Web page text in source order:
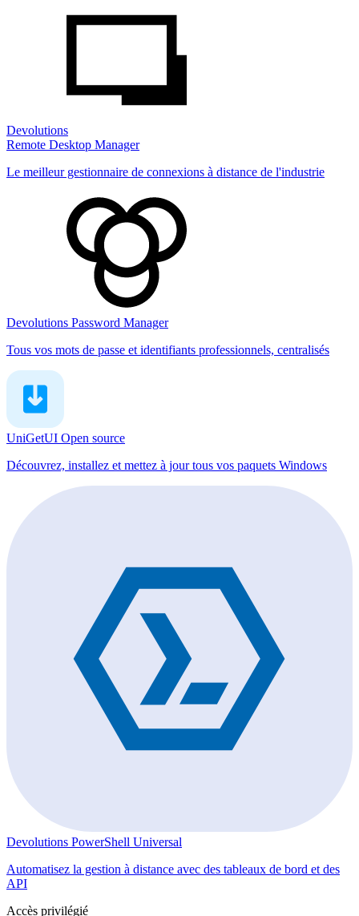
Devolutions
Remote Desktop Manager
Le meilleur gestionnaire de connexions à distance de l'industrie
Devolutions Password Manager
Tous vos mots de passe et identifiants professionnels, centralisés
UniGetUI Open source
Découvrez, installez et mettez à jour tous vos paquets Windows
Devolutions PowerShell Universal
Automatisez la gestion à distance avec des tableaux de bord et des
API
Accès privilégié